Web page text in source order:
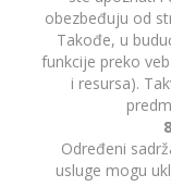
obezbeđuju od
Takođe, u
funkcije preko
i resursa).
Određeni
usluge mogu